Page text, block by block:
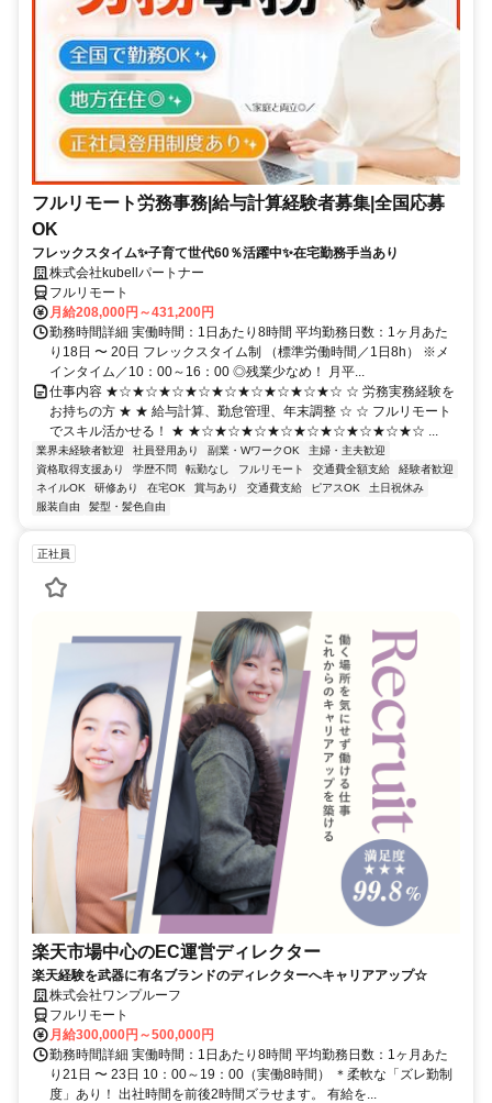
フルリモート労務事務|給与計算経験者募集|全国応募
OK
フレックスタイム✨子育て世代60％活躍中✨在宅勤務手当あり
株式会社kubellパートナー
フルリモート
月給208,000円～431,200円
勤務時間詳細 実働時間：1日あたり8時間 平均勤務日数：1ヶ月あた
り18日 〜 20日 フレックスタイム制 （標準労働時間／1日8h） ※メ
インタイム／10：00～16：00 ◎残業少なめ！ 月平...
仕事内容 ★☆★☆★☆★☆★☆★☆★☆★☆★☆ ☆ 労務実務経験を
お持ちの方 ★ ★ 給与計算、勤怠管理、年末調整 ☆ ☆ フルリモート
でスキル活かせる！ ★ ★☆★☆★☆★☆★☆★☆★☆★☆★☆ ...
業界未経験者歓迎 社員登用あり 副業・WワークOK
主婦・主夫歓迎
資格取得支援あり
学歴不問 転勤なし フルリモート 交通費全額支給
経験者歓迎
ネイルOK
研修あり 在宅OK 賞与あり 交通費支給 ピアスOK
土日祝休み
服装自由
髪型・髪色自由
正社員
楽天市場中心のEC運営ディレクター
楽天経験を武器に有名ブランドのディレクターへキャリアアップ☆
株式会社ワンプルーフ
フルリモート
月給300,000円～500,000円
勤務時間詳細 実働時間：1日あたり8時間 平均勤務日数：1ヶ月あた
り21日 〜 23日 10：00～19：00（実働8時間） ＊柔軟な「ズレ勤制
度」あり！ 出社時間を前後2時間ズラせます。 有給を...